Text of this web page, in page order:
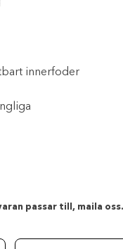
innerfoder
passar till, maila